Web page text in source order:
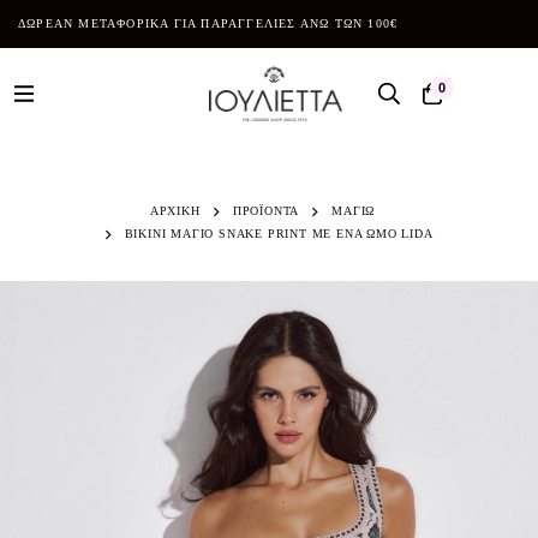
ΔΩΡΕΑΝ ΜΕΤΑΦΟΡΙΚΑ ΓΙΑ ΠΑΡΑΓΓΕΛΙΕΣ ΑΝΩ ΤΩΝ 100€
0
ΑΡΧΙΚΗ ΠΡΟΪΌΝΤΑ
ΜΑΓΙΩ
BIKINI ΜΑΓΙΟ SNAKE PRINT ΜΕ ΕΝΑ ΩΜΟ LIDA